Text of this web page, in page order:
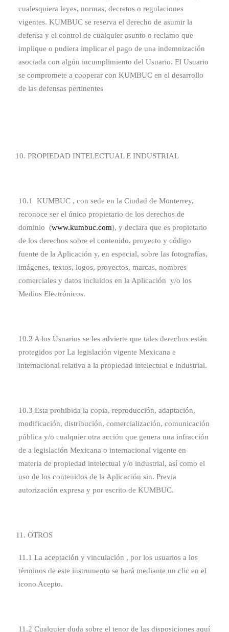
cualesquiera leyes, normas, decretos o regulaciones
vigentes. KUMBUC se reserva el derecho de asumir la
defensa y el control de cualquier asunto o reclamo que
implique o pudiera implicar el pago de una indemnización
asociada con algún incumplimiento del Usuario. El Usuario
se compromete a cooperar con KUMBUC en el desarrollo
de las defensas pertinentes
PROPIEDAD INTELECTUAL E INDUSTRIAL
10.1 KUMBUC , con sede en la Ciudad de Monterrey,
reconoce ser el único propietario de los derechos de
dominio (www.kumbuc.com), y declara que es propietario
de los derechos sobre el contenido, proyecto y código
fuente de la Aplicación y, en especial, sobre las fotografías,
imágenes, textos, logos, proyectos, marcas, nombres
comerciales y datos incluidos en la Aplicación y/o los
Medios Electrónicos.
10.2 A los Usuarios se les advierte que tales derechos están
protegidos por La legislación vigente Mexicana e
internacional relativa a la propiedad intelectual e industrial.
10.3 Esta prohibida la copia, reproducción, adaptación,
modificación, distribución, comercialización, comunicación
pública y/o cualquier otra acción que genera una infracción
de a legislación Mexicana o internacional vigente en
materia de propiedad intelectual y/o industrial, así como el
uso de los contenidos de la Aplicación sin. Previa
autorización expresa y por escrito de KUMBUC.
OTROS
11.1 La aceptación y vinculación , por los usuarios a los
términos de este instrumento se hará mediante un clic en el
icono Acepto.
11.2 Cualquier duda sobre el tenor de las disposiciones aquí